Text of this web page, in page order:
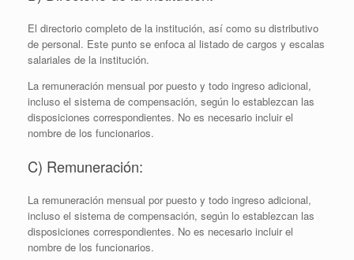
El directorio completo de la institución, así como su distributivo
de personal. Este punto se enfoca al listado de cargos y escalas
salariales de la institución.
La remuneración mensual por puesto y todo ingreso adicional,
incluso el sistema de compensación, según lo establezcan las
disposiciones correspondientes. No es necesario incluir el
nombre de los funcionarios.
C) Remuneración:
La remuneración mensual por puesto y todo ingreso adicional,
incluso el sistema de compensación, según lo establezcan las
disposiciones correspondientes. No es necesario incluir el
nombre de los funcionarios.